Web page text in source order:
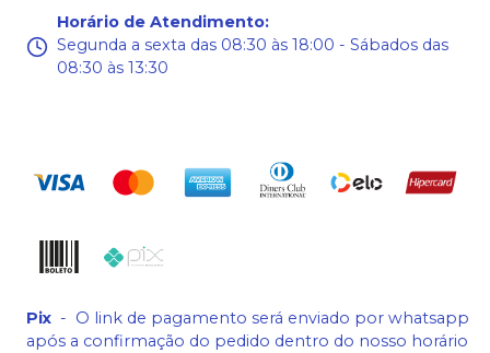
Horário de Atendimento:
Segunda a sexta das 08:30 às 18:00 - Sábados das
08:30 às 13:30
Pix - O link de pagamento será enviado por whatsapp
após a confirmação do pedido dentro do nosso horário